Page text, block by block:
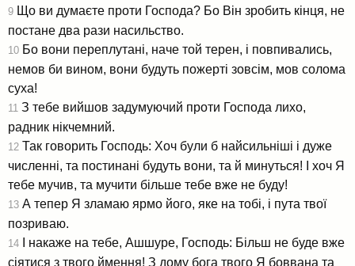
9 Що ви думаєте проти Господа? Бо Він зробить кінця, не
постане два рази насильство.
10 Бо вони переплутані, наче той терен, і повпивались,
немов би вином, вони будуть пожерті зовсім, мов солома
суха!
11 З тебе вийшов задумуючий проти Господа лихо,
радник нікчемний.
12 Так говорить Господь: Хоч були б найсильніші і дуже
численні, та постинані будуть вони, та й минуться! І хоч Я
тебе мучив, та мучити більше тебе вже не буду!
13 А тепер Я зламаю ярмо його, яке на тобі, і пута твої
позриваю.
14 І накаже на тебе, Ашшуре, Господь: Більш не буде вже
сіятися з твого ймення! З дому бога твого Я боввана та